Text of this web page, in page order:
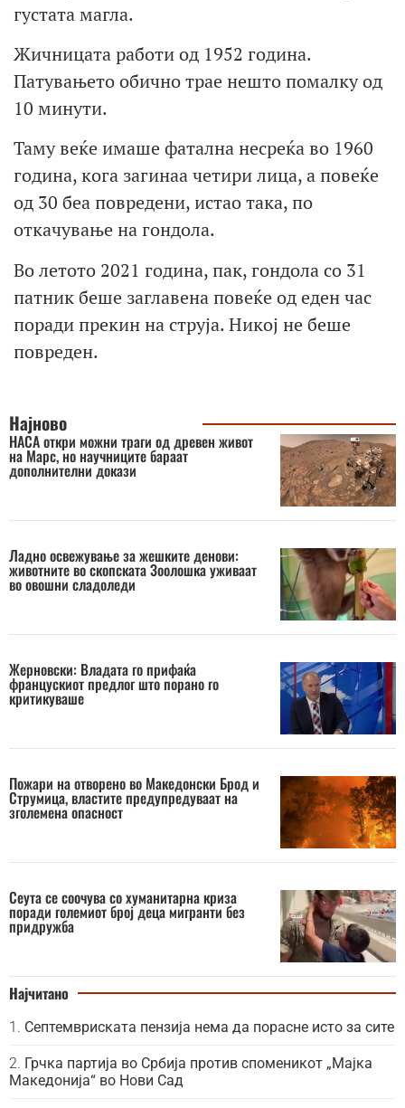
густата магла.
Жичницата работи од 1952 година.
Патувањето обично трае нешто помалку од
10 минути.
Таму веќе имаше фатална несреќа во 1960
година, кога загинаа четири лица, а повеќе
од 30 беа повредени, истао така, по
откачување на гондола.
Во летото 2021 година, пак, гондола со 31
патник беше заглавена повеќе од еден час
поради прекин на струја. Никој не беше
повреден.
Најново
НАСА откри можни траги од древен живот
на Марс, но научниците бараат
дополнителни докази
Ладно освежување за жешките денови:
животните во скопската Зоолошка уживаат
во овошни сладоледи
Жерновски: Владата го прифаќа
францускиот предлог што порано го
критикуваше
Пожари на отворено во Македонски Брод и
Струмица, властите предупредуваат на
зголемена опасност
Сеута се соочува со хуманитарна криза
поради големиот број деца мигранти без
придружба
Најчитано
Септемвриската пензија нема да порасне исто за сите
Грчка партија во Србија против споменикот „Мајка
Македонија“ во Нови Сад